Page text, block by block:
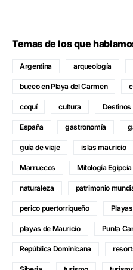
Temas de los que
Argentina arqueología
buceo en Playa del Carmen
coquí cultura
España gastronomía
guía de viaje islas mauricio
Marruecos Mitología Egipcia
naturaleza patrimonio
perico puertorriqueño
playas de Mauricio Punta
República Dominicana